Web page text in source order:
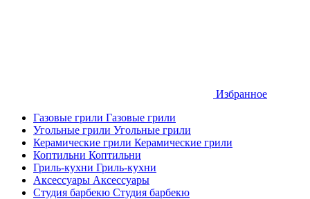
Избранное
Газовые грили Газовые грили
Угольные грили Угольные грили
Керамические грили Керамические грили
Коптильни Коптильни
Гриль-кухни Гриль-кухни
Аксессуары Аксессуары
Студия барбекю Студия барбекю